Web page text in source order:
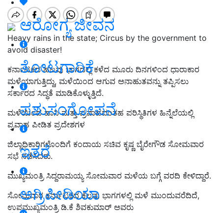
ಆರೋಗ್ಯ ಜೀವನ
ತೋಟಗಾರಿಕೆ
ಪಶುಸಂಗೋಪನೆ
ಇತರೆ
ಅಗ್ರಿಪೀಡಿಯಾ
Heavy rains in the state; Circus by the government to
avoid disaster!
ಕರ್ನಾಟಕದ ಹಲವು ಭಾಗದಲ್ಲಿ ಕಳೆದ ಮೂರು ದಿನಗಳಿಂದ ಧಾರಾಕಾರ
ಮಳೆಯಾಗುತ್ತಿದ್ದು, ಮಳೆಯಿಂದ ಆಗುವ ಅನಾಹುತವನ್ನು ತಪ್ಪಿಸಲು
ಸರ್ಕಾರದ ಸಿದ್ಧತೆ ಮಾಡಿಕೊಳ್ಳುತ್ತಿದೆ.
ಮಳೆಯಿಂದ ಹಾನಿ ಮತ್ತು ಪ್ರವಾಹದಂತಹ ಪರಿಸ್ಥಿತಿಗಳ ಹಿನ್ನೆಲೆಯಲ್ಲಿ
ಪ್ರವಾಹ ಪೀಡಿತ ಪ್ರದೇಶಗಳ
ಜಿಲ್ಲಾಧಿಕಾರಿಗಳೊಂದಿಗೆ ಕಂದಾಯ ಸಚಿವ ಕೃಷ್ಣ ಬೈರೇಗೌಡ ಸೋಮವಾರ
ಸಭೆ ನಡೆಸಿದರು.
ಮುಖ್ಯಮಂತ್ರಿ ಸಿದ್ದರಾಮಯ್ಯ ಸೋಮವಾರ ಮಳೆಯ ಬಗ್ಗೆ ವರದಿ ಕೇಳಿದ್ದಾರೆ.
ಸೋಮವಾರ ಕರ್ನಾಟಕದ ಕೆಲವು ಭಾಗಗಳಲ್ಲಿ ಮಳೆ ಮುಂದುವರೆದಿದೆ,
ಉಪಮುಖ್ಯಮಂತ್ರಿ ಡಿ.ಕೆ ಶಿವಕುಮಾರ್ ಅವರು